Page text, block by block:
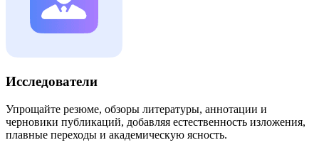
Исследователи
Упрощайте резюме, обзоры литературы, аннотации и
черновики публикаций, добавляя естественность изложения,
плавные переходы и академическую ясность.